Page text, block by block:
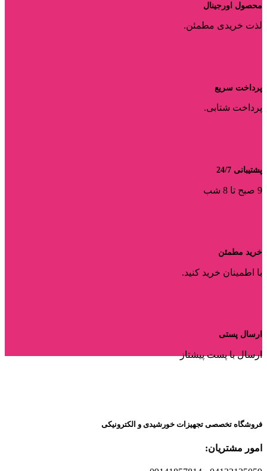
محصول اورجینال
لذت خریدی مطمئن.
پرداخت سریع
پرداخت شتابی.
پشتیبانی 24/7
9 صبح تا 8 شب
خرید مطمئن
با اطمینان خرید کنید.
ارسال پستی
ارسال با پست پیشتاز
فروشگاه تخصصی تجهیزات خورشیدی و الکترونیکی
امور مشتریان: